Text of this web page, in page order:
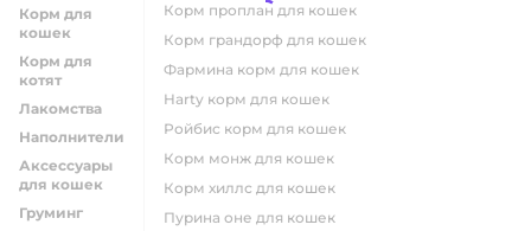
Корм для
кошек
Корм для
котят
Лакомства
Наполнители
Аксессуары
для кошек
Груминг
корм проплан для кошек
корм грандорф для кошек
фармина корм для кошек
harty корм для кошек
ройбис корм для кошек
корм монж для кошек
корм хиллс для кошек
пурина оне для кошек